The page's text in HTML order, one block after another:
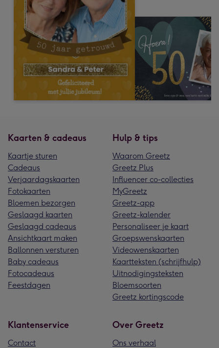
Kaarten & cadeaus
Kaartje sturen
Cadeaus
Verjaardagskaarten
Fotokaarten
Bloemen bezorgen
Geslaagd kaarten
Geslaagd cadeaus
Ansichtkaart maken
Ballonnen versturen
Baby cadeaus
Fotocadeaus
Feestdagen
Hulp & tips
Waarom Greetz
Greetz Plus
Influencer co-collecties
MyGreetz
Greetz-app
Greetz-kalender
Personaliseer je kaart
Groepswenskaarten
Videowenskaarten
Kaartteksten (schrijfhulp)
Uitnodigingsteksten
Bloemsoorten
Greetz kortingscode
Klantenservice
Contact
Over Greetz
Ons verhaal